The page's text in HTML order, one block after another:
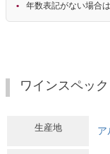
年数表記がない場合は
ワインスペック
生産地 ア